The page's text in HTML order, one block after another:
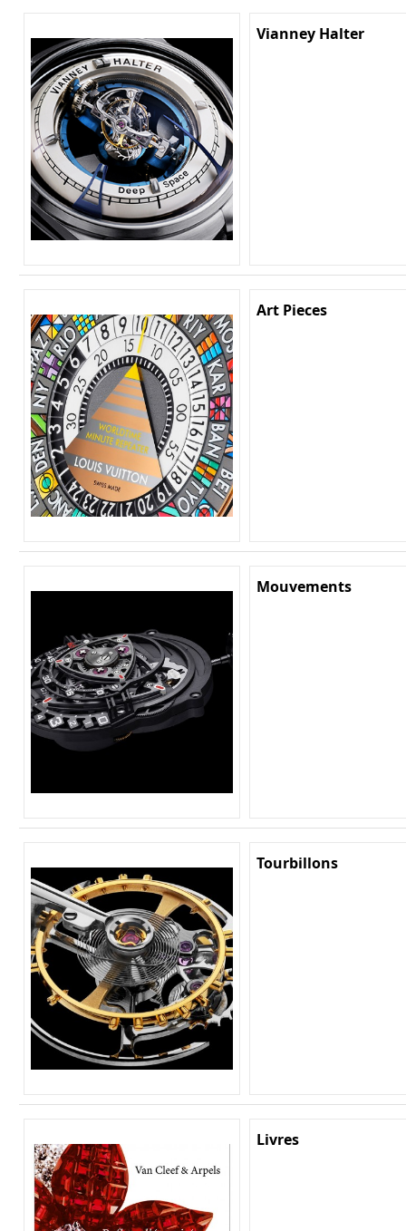
Vianney Halter
Art Pieces
Mouvements
Tourbillons
Livres